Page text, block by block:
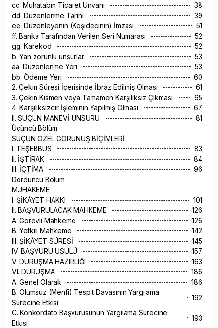
cc. Muhatabın Ticaret Unvanı
38
dd. Düzenlenme Tarihi
39
ee. Düzenleyenin (Keşidecinin) İmzası
51
ff. Banka Tarafından Verilen Seri Numarası
52
gg. Karekod
52
b. Yan zorunlu unsurlar
53
aa. Düzenlenme Yeri
53
bb. Ödeme Yeri
60
2. Çekin Süresi İçerisinde İbraz Edilmiş Olması
61
3. Çekin Kısmen veya Tamamen Karşılıksız Çıkması
65
4. Karşılıksızdır İşleminin Yapılmış Olması
67
II. SUÇUN MANEVİ UNSURU
81
Üçüncü Bölüm
SUÇUN ÖZEL GÖRÜNÜŞ BİÇİMLERİ
I. TEŞEBBÜS
83
II. İŞTİRAK
84
III. İÇTİMA
96
Dördüncü Bölüm
MUHAKEME
I. ŞİKÂYET HAKKI
101
II. BAŞVURULACAK MAHKEME
126
A. Görevli Mahkeme
126
B. Yetkili Mahkeme
142
III. ŞİKÂYET SÜRESİ
145
IV. BAŞVURU USULÜ
157
V. DURUŞMA HAZIRLIĞI
163
VI. DURUŞMA
186
A. Genel Olarak
186
B. Olumsuz (Menfi) Tespit Davasının Yargılama
Sürecine Etkisi
192
C. Konkordato Başvurusunun Yargılama Sürecine
Etkisi
193